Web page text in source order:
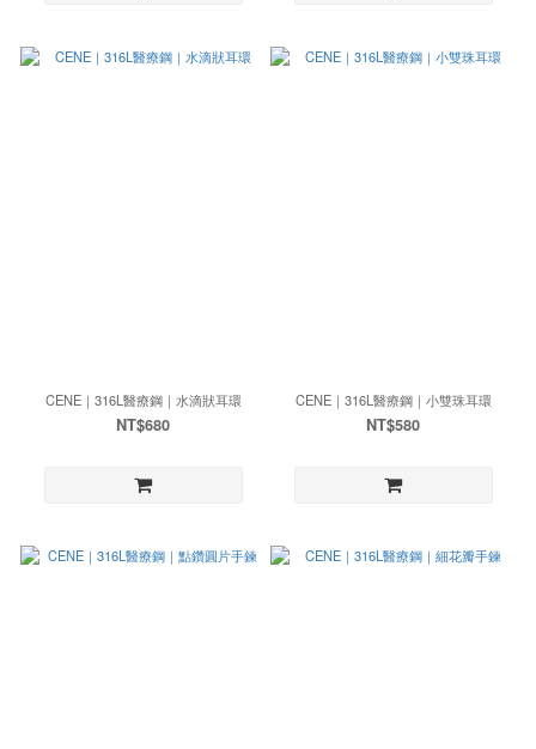
CENE｜316L醫療鋼｜水滴狀耳環
NT$680
CENE｜316L醫療鋼｜小雙珠耳環
NT$580